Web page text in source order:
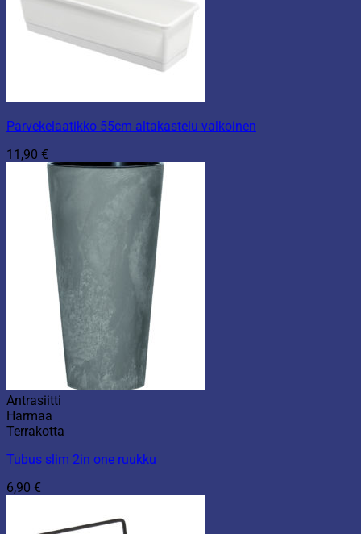
Parvekelaatikko 55cm altakastelu valkoinen
11,90 €
Antrasiitti
Harmaa
Terrakotta
Tubus slim 2in one ruukku
6,90 €